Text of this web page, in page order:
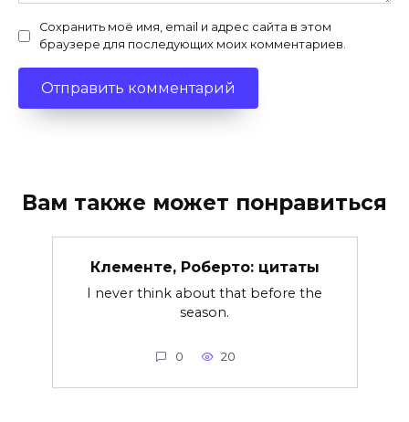
Сохранить моё имя, email и адрес сайта в этом
браузере для последующих моих комментариев.
Вам также может понравиться
Клементе, Роберто: цитаты
I never think about that before the
season.
0 20